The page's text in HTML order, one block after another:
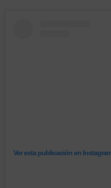
Ver esta publicación en